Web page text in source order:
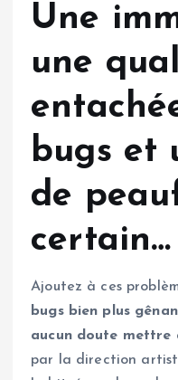
Une
une
bugs et
de
certain…
Ajoutez à ces
bugs bien plus
aucun doute mettre
par la direction